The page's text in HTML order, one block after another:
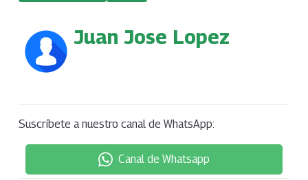
Juan Jose Lopez
Suscríbete a nuestro canal de WhatsApp:
Canal de Whatsapp